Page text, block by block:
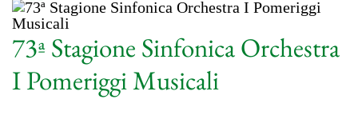
73ª Stagione Sinfonica Orchestra
I Pomeriggi Musicali